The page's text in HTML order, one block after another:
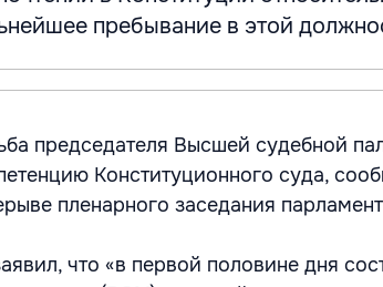
пребывание в этой
председателя Высшей судебной
Конституционного суда,
пленарного заседания
что «в первой половине дня